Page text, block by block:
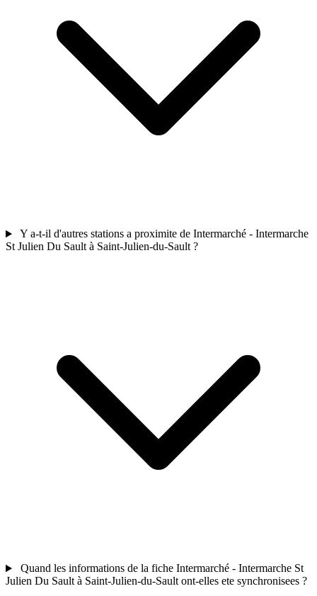
Y a-t-il d'autres stations a proximite de Intermarché - Intermarche
St Julien Du Sault à Saint-Julien-du-Sault ?
Quand les informations de la fiche Intermarché - Intermarche St
Julien Du Sault à Saint-Julien-du-Sault ont-elles ete synchronisees ?